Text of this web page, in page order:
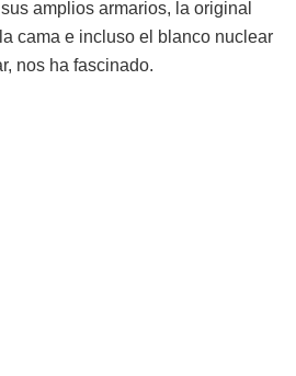
amplios armarios, la original
cama e incluso el blanco nuclear
nos ha fascinado.